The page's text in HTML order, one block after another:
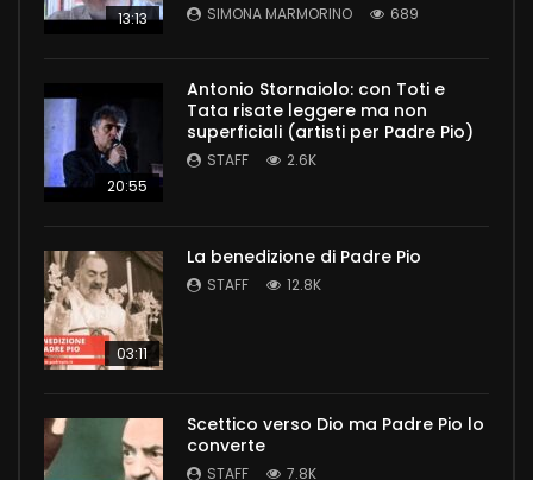
13:13 SIMONA MARMORINO 689
20:55
Antonio Stornaiolo: con Toti e
Tata risate leggere ma non
superficiali (artisti per Padre Pio)
STAFF 2.6K
03:11
La benedizione di Padre Pio
STAFF 12.8K
Scettico verso Dio ma Padre Pio lo
converte
STAFF 7.8K